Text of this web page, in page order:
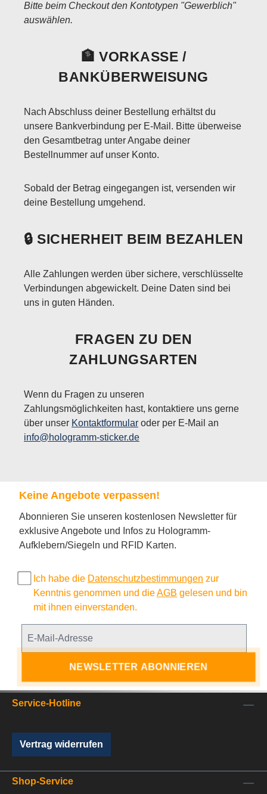
Bitte beim Checkout den Kontotypen "Gewerblich"
auswählen.
🏦 VORKASSE /
BANKÜBERWEISUNG
Nach Abschluss deiner Bestellung erhältst du
unsere Bankverbindung per E-Mail. Bitte überweise
den Gesamtbetrag unter Angabe deiner
Bestellnummer auf unser Konto.
Sobald der Betrag eingegangen ist, versenden wir
deine Bestellung umgehend.
🔒 SICHERHEIT BEIM BEZAHLEN
Alle Zahlungen werden über sichere, verschlüsselte
Verbindungen abgewickelt. Deine Daten sind bei
uns in guten Händen.
FRAGEN ZU DEN
ZAHLUNGSARTEN
Wenn du Fragen zu unseren
Zahlungsmöglichkeiten hast, kontaktiere uns gerne
über unser Kontaktformular oder per E-Mail an
info@hologramm-sticker.de
Keine Angebote verpassen!
Abonnieren Sie unseren kostenlosen Newsletter für
exklusive Angebote und Infos zu Hologramm-
Aufklebern/Siegeln und RFID Karten.
Ich habe die Datenschutzbestimmungen zur
Kenntnis genommen und dieAGB gelesen und bin
mit ihnen einverstanden.
NEWSLETTER ABONNIEREN
Service-Hotline
Vertrag widerrufen
Shop-Service